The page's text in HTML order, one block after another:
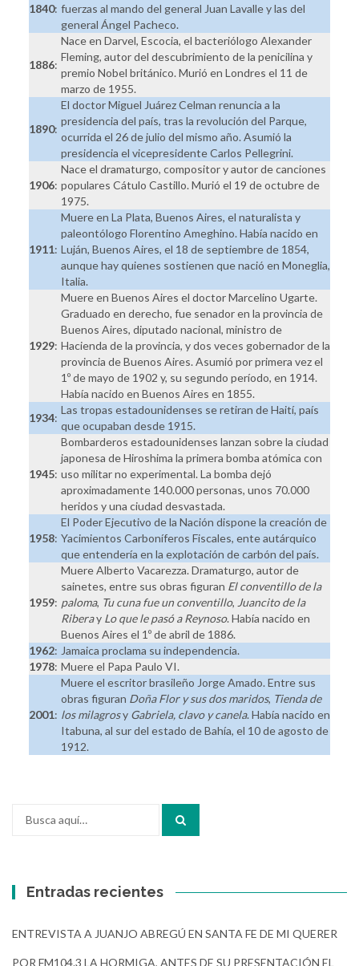
1840: fuerzas al mando del general Juan Lavalle y las del
general Ángel Pacheco.
1886:
Nace en Darvel, Escocia, el bacteriólogo Alexander
Fleming, autor del descubrimiento de la penicilina y
premio Nobel británico. Murió en Londres el 11 de
marzo de 1955.
1890:
El doctor Miguel Juárez Celman renuncia a la
presidencia del país, tras la revolución del Parque,
ocurrida el 26 de julio del mismo año. Asumió la
presidencia el vicepresidente Carlos Pellegrini.
1906:
Nace el dramaturgo, compositor y autor de canciones
populares Cátulo Castillo. Murió el 19 de octubre de
1975.
1911:
Muere en La Plata, Buenos Aires, el naturalista y
paleontólogo Florentino Ameghino. Había nacido en
Luján, Buenos Aires, el 18 de septiembre de 1854,
aunque hay quienes sostienen que nació en Moneglia,
Italia.
1929:
Muere en Buenos Aires el doctor Marcelino Ugarte.
Graduado en derecho, fue senador en la provincia de
Buenos Aires, diputado nacional, ministro de
Hacienda de la provincia, y dos veces gobernador de la
provincia de Buenos Aires. Asumió por primera vez el
1º de mayo de 1902 y, su segundo período, en 1914.
Había nacido en Buenos Aires en 1855.
1934:
Las tropas estadounidenses se retiran de Haití, país
que ocupaban desde 1915.
1945:
Bombarderos estadounidenses lanzan sobre la ciudad
japonesa de Hiroshima la primera bomba atómica con
uso militar no experimental. La bomba dejó
aproximadamente 140.000 personas, unos 70.000
heridos y una ciudad desvastada.
1958:
El Poder Ejecutivo de la Nación dispone la creación de
Yacimientos Carboníferos Fiscales, ente autárquico
que entendería en la explotación de carbón del país.
1959:
Muere Alberto Vacarezza. Dramaturgo, autor de
sainetes, entre sus obras figuran El conventillo de la
paloma, Tu cuna fue un conventillo, Juancito de la
Riberay Lo que le pasó a Reynoso. Había nacido en
Buenos Aires el 1º de abril de 1886.
1962: Jamaica proclama su independencia.
1978: Muere el Papa Paulo VI.
2001:
Muere el escritor brasileño Jorge Amado. Entre sus
obras figuran Doña Flor y sus dos maridos, Tienda de
los milagrosy Gabriela, clavo y canela. Había nacido en
Itabuna, al sur del estado de Bahía, el 10 de agosto de
1912.
Entradas recientes
ENTREVISTA A JUANJO ABREGÚ EN SANTA FE DE MI QUERER
POR FM104.3 LA HORMIGA, ANTES DE SU PRESENTACIÓN EL